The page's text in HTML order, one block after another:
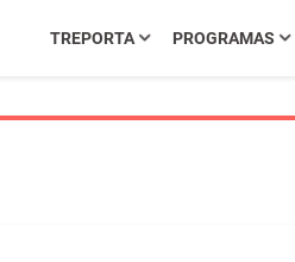
TREPORTA PROGRAMAS